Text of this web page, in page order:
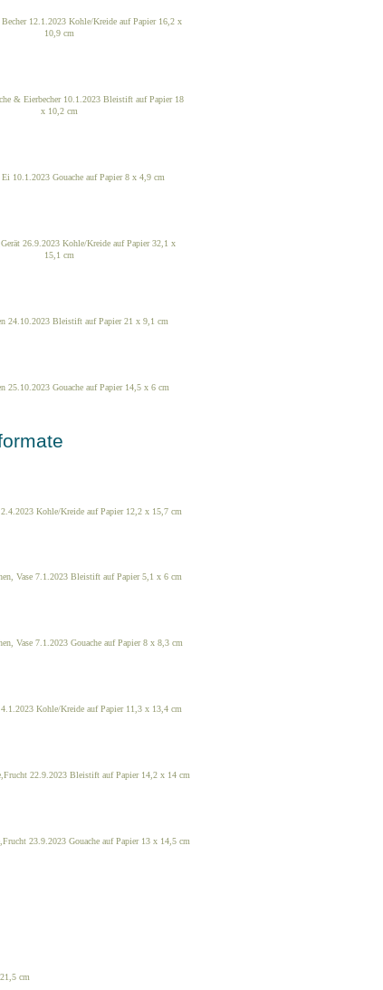
Becher 12.1.2023 Kohle/Kreide auf Papier 16,2 x
10,9 cm
& Eierbecher 10.1.2023 Bleistift auf Papier 18
x 10,2 cm
10.1.2023 Gouache auf Papier 8 x 4,9 cm
26.9.2023 Kohle/Kreide auf Papier 32,1 x
15,1 cm
24.10.2023 Bleistift auf Papier 21 x 9,1 cm
25.10.2023 Gouache auf Papier 14,5 x 6 cm
Kohle/Kreide auf Papier 12,2 x 15,7 cm
Vase 7.1.2023 Bleistift auf Papier 5,1 x 6 cm
Vase 7.1.2023 Gouache auf Papier 8 x 8,3 cm
Kohle/Kreide auf Papier 11,3 x 13,4 cm
22.9.2023 Bleistift auf Papier 14,2 x 14 cm
23.9.2023 Gouache auf Papier 13 x 14,5 cm
cm